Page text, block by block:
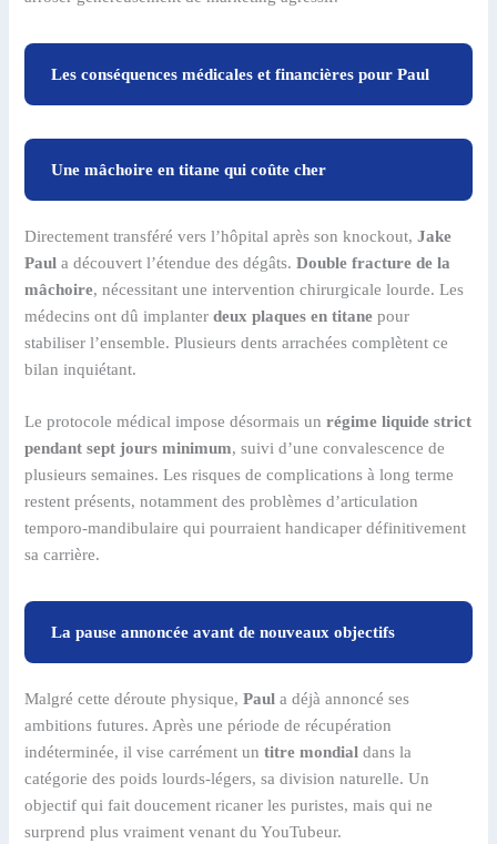
Les conséquences médicales et financières pour Paul
Une mâchoire en titane qui coûte cher
Directement transféré vers l’hôpital après son knockout,Jake
Paul a découvert l’étendue des dégâts.Double fracture de la
mâchoire, nécessitant une intervention chirurgicale lourde. Les
médecins ont dû implanterdeux plaques en titane pour
stabiliser l’ensemble. Plusieurs dents arrachées complètent ce
bilan inquiétant.
Le protocole médical impose désormais unrégime liquide strict
pendant sept jours minimum, suivi d’une convalescence de
plusieurs semaines. Les risques de complications à long terme
restent présents, notamment des problèmes d’articulation
temporo-mandibulaire qui pourraient handicaper définitivement
sa carrière.
La pause annoncée avant de nouveaux objectifs
Malgré cette déroute physique,Paul a déjà annoncé ses
ambitions futures. Après une période de récupération
indéterminée, il vise carrément untitre mondial dans la
catégorie des poids lourds-légers, sa division naturelle. Un
objectif qui fait doucement ricaner les puristes, mais qui ne
surprend plus vraiment venant du YouTubeur.